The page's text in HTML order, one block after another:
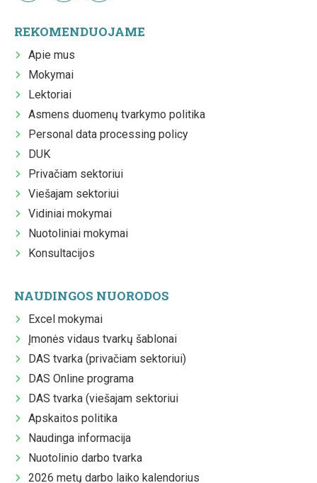
REKOMENDUOJAME
Apie mus
Mokymai
Lektoriai
Asmens duomenų tvarkymo politika
Personal data processing policy
DUK
Privačiam sektoriui
Viešajam sektoriui
Vidiniai mokymai
Nuotoliniai mokymai
Konsultacijos
NAUDINGOS NUORODOS
Excel mokymai
Įmonės vidaus tvarkų šablonai
DAS tvarka (privačiam sektoriui)
DAS Online programa
DAS tvarka (viešajam sektoriui
Apskaitos politika
Naudinga informacija
Nuotolinio darbo tvarka
2026 metų darbo laiko kalendorius